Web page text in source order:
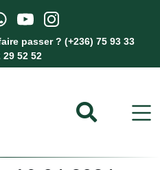
passer ? (+236) 75 93 33
29 52 52